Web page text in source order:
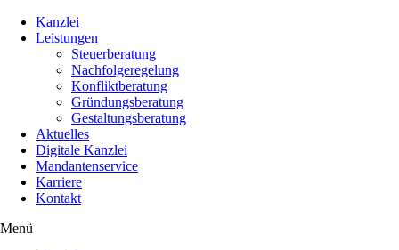
Kanzlei
Leistungen
Steuerberatung
Nachfolgeregelung
Konfliktberatung
Gründungsberatung
Gestaltungsberatung
Aktuelles
Digitale Kanzlei
Mandantenservice
Karriere
Kontakt
Menü